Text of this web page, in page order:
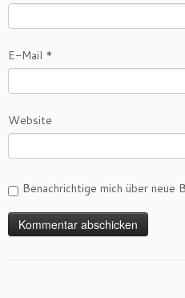
E-Mail *
Website
Benachrichtige mich über neue